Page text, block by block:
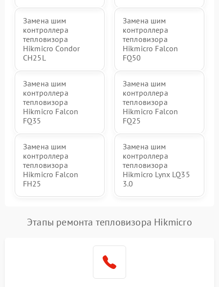
Замена шим
контроллера
тепловизора
Hikmicro Condor
CH25L
Замена шим
контроллера
тепловизора
Hikmicro Falcon
FQ50
Замена шим
контроллера
тепловизора
Hikmicro Falcon
FQ35
Замена шим
контроллера
тепловизора
Hikmicro Falcon
FQ25
Замена шим
контроллера
тепловизора
Hikmicro Falcon
FH25
Замена шим
контроллера
тепловизора
Hikmicro Lynx LQ35
3.0
Этапы ремонта тепловизора Hikmicro